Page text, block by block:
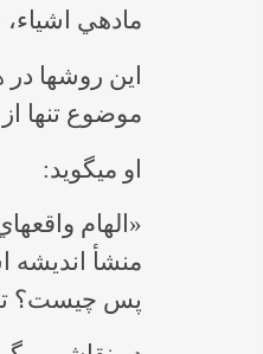
ماده‎ي اشياء، به كار بردن كلمه و تصوير با هم ‎
موضوع تنها
او مي‎گويد:
پس چيست؟